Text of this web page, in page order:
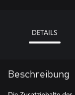
DETAILS
Beschreibung